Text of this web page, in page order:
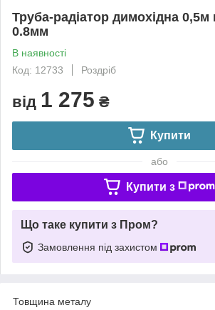
Труба-радіатор димохідна
0.8мм
В наявності
Код: 12733
Роздріб
від 1 275 ₴
Купити
або
Купити з
Що таке купити з Пром?
Замовлення під захистом
Товщина металу